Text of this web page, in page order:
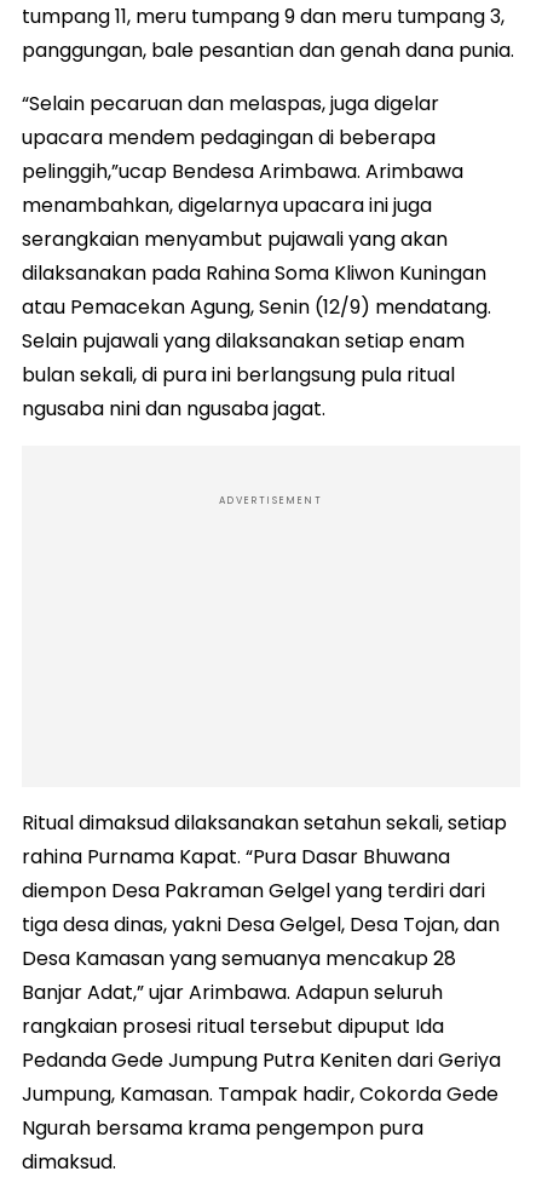
tumpang 11, meru tumpang 9 dan meru tumpang 3,
panggungan, bale pesantian dan genah dana punia.
“Selain pecaruan dan melaspas, juga digelar
upacara mendem pedagingan di beberapa
pelinggih,”ucap Bendesa Arimbawa. Arimbawa
menambahkan, digelarnya upacara ini juga
serangkaian menyambut pujawali yang akan
dilaksanakan pada Rahina Soma Kliwon Kuningan
atau Pemacekan Agung, Senin (12/9) mendatang.
Selain pujawali yang dilaksanakan setiap enam
bulan sekali, di pura ini berlangsung pula ritual
ngusaba nini dan ngusaba jagat.
ADVERTISEMENT
Ritual dimaksud dilaksanakan setahun sekali, setiap
rahina Purnama Kapat. “Pura Dasar Bhuwana
diempon Desa Pakraman Gelgel yang terdiri dari
tiga desa dinas, yakni Desa Gelgel, Desa Tojan, dan
Desa Kamasan yang semuanya mencakup 28
Banjar Adat,” ujar Arimbawa. Adapun seluruh
rangkaian prosesi ritual tersebut dipuput Ida
Pedanda Gede Jumpung Putra Keniten dari Geriya
Jumpung, Kamasan. Tampak hadir, Cokorda Gede
Ngurah bersama krama pengempon pura
dimaksud.